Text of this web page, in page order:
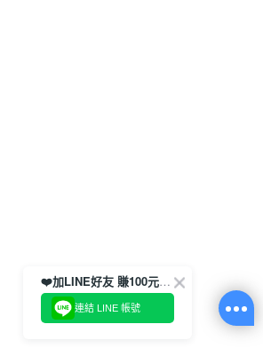
❤️加LINE好友 賺100元券！
連結 LINE 帳號